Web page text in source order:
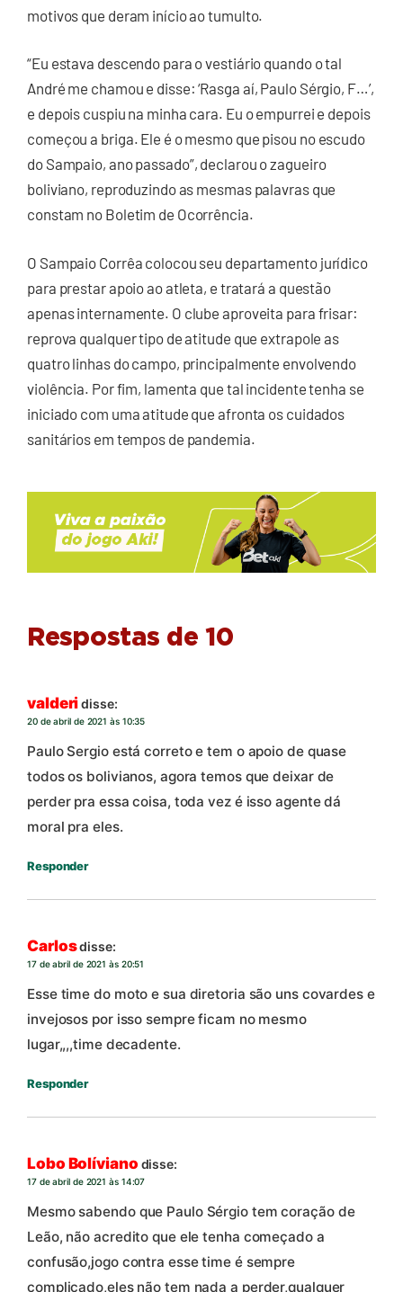
motivos que deram início ao tumulto.
“Eu estava descendo para o vestiário quando o tal
André me chamou e disse: ‘Rasga aí, Paulo Sérgio, F…’,
e depois cuspiu na minha cara. Eu o empurrei e depois
começou a briga. Ele é o mesmo que pisou no escudo
do Sampaio, ano passado”, declarou o zagueiro
boliviano, reproduzindo as mesmas palavras que
constam no Boletim de Ocorrência.
O Sampaio Corrêa colocou seu departamento jurídico
para prestar apoio ao atleta, e tratará a questão
apenas internamente. O clube aproveita para frisar:
reprova qualquer tipo de atitude que extrapole as
quatro linhas do campo, principalmente envolvendo
violência. Por fim, lamenta que tal incidente tenha se
iniciado com uma atitude que afronta os cuidados
sanitários em tempos de pandemia.
Respostas de 10
valderidisse:
20 de abril de 2021 às 10:35
Paulo Sergio está correto e tem o apoio de quase
todos os bolivianos, agora temos que deixar de
perder pra essa coisa, toda vez é isso agente dá
moral pra eles.
Responder
Carlosdisse:
17 de abril de 2021 às 20:51
Esse time do moto e sua diretoria são uns covardes e
invejosos por isso sempre ficam no mesmo
lugar,,,,time decadente.
Responder
Lobo Bolíviano disse:
17 de abril de 2021 às 14:07
Mesmo sabendo que Paulo Sérgio tem coração de
Leão, não acredito que ele tenha começado a
confusão,jogo contra esse time é sempre
complicado,eles não tem nada a perder,qualquer